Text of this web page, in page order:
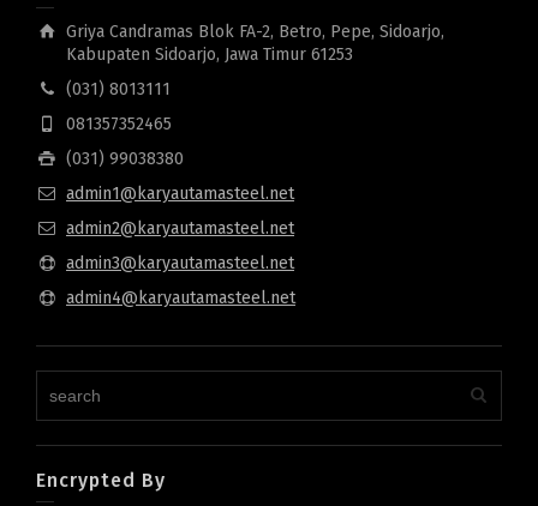
Griya Candramas Blok FA-2, Betro, Pepe, Sidoarjo,
Kabupaten Sidoarjo, Jawa Timur 61253
(031) 8013111
081357352465
(031) 99038380
admin1@karyautamasteel.net
admin2@karyautamasteel.net
admin3@karyautamasteel.net
admin4@karyautamasteel.net
Encrypted By